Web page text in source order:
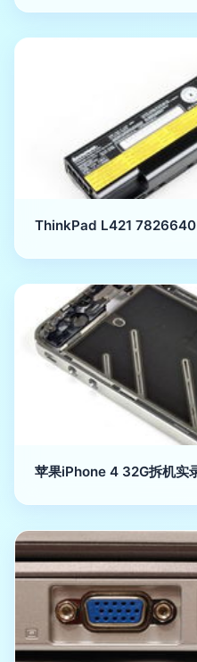
ThinkPad L421 7826640
苹果iPhone 4 32G拆机实